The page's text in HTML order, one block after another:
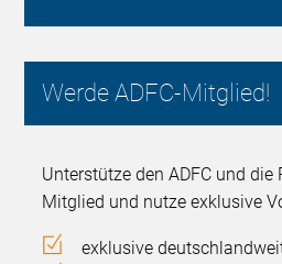
Werde ADFC-Mitglied!
Unterstütze den ADFC und die
Mitglied und nutze exklusive
exklusive